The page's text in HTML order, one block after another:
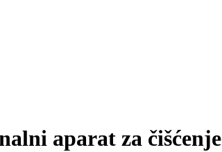
aparat za čišćenje